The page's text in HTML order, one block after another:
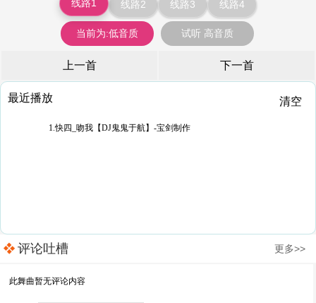
线路1 线路2 线路3 线路4
当前为:低音质 试听 高音质
上一首 下一首
最近播放 清空
1.快四_吻我【DJ鬼鬼于航】-宝剑制作
评论吐槽 更多>>